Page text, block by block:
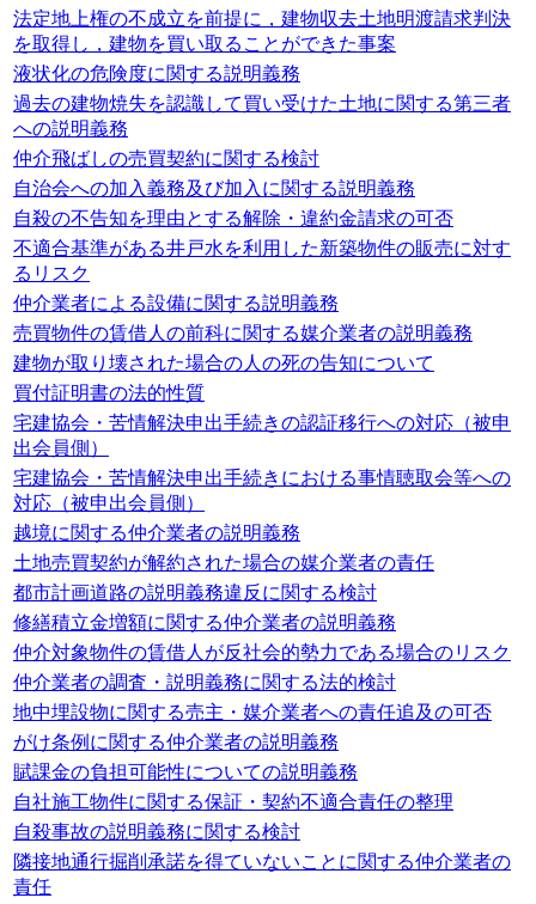
法定地上権の不成立を前提に，建物収去土地明渡請求判決
を取得し，建物を買い取ることができた事案
液状化の危険度に関する説明義務
過去の建物焼失を認識して買い受けた土地に関する第三者
への説明義務
仲介飛ばしの売買契約に関する検討
自治会への加入義務及び加入に関する説明義務
自殺の不告知を理由とする解除・違約金請求の可否
不適合基準がある井戸水を利用した新築物件の販売に対す
るリスク
仲介業者による設備に関する説明義務
売買物件の賃借人の前科に関する媒介業者の説明義務
建物が取り壊された場合の人の死の告知について
買付証明書の法的性質
宅建協会・苦情解決申出手続きの認証移行への対応（被申
出会員側）
宅建協会・苦情解決申出手続きにおける事情聴取会等への
対応（被申出会員側）
越境に関する仲介業者の説明義務
土地売買契約が解約された場合の媒介業者の責任
都市計画道路の説明義務違反に関する検討
修繕積立金増額に関する仲介業者の説明義務
仲介対象物件の賃借人が反社会的勢力である場合のリスク
仲介業者の調査・説明義務に関する法的検討
地中埋設物に関する売主・媒介業者への責任追及の可否
がけ条例に関する仲介業者の説明義務
賦課金の負担可能性についての説明義務
自社施工物件に関する保証・契約不適合責任の整理
自殺事故の説明義務に関する検討
隣接地通行掘削承諾を得ていないことに関する仲介業者の
責任